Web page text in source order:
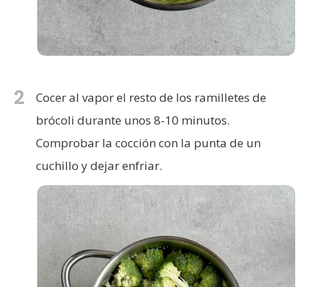
2
Cocer al vapor el resto de los ramilletes de
brócoli durante unos 8-10 minutos.
Comprobar la cocción con la punta de un
cuchillo y dejar enfriar.